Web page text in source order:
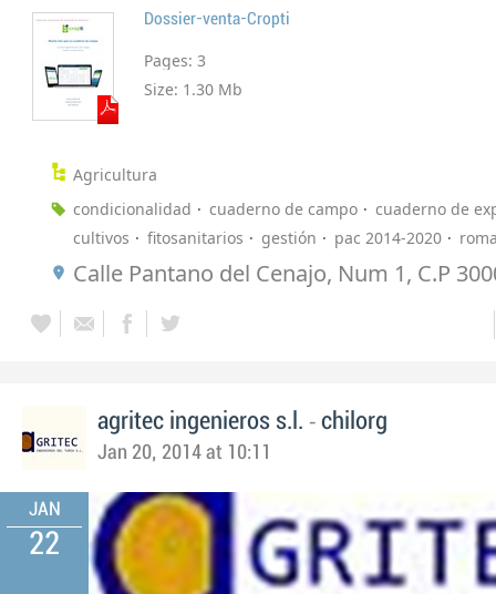
Dossier-venta-Cropti
Pages: 3
Size: 1.30 Mb
Agricultura
condicionalidad
cuaderno de campo
cuaderno de
cultivos
fitosanitarios gestión pac 2014-2020
Calle Pantano del Cenajo, Num 1, C.P
agritec ingenieros s.l. - chilorg
Jan 20, 2014 at 10:11
JAN
22